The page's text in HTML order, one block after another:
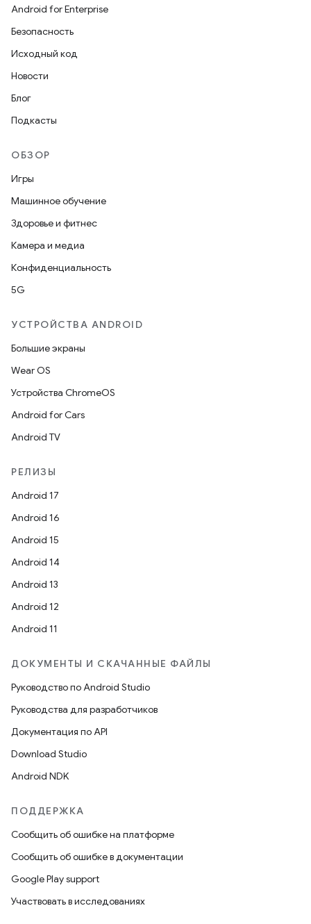
Android for Enterprise
Безопасность
Исходный код
Новости
Блог
Подкасты
ОБЗОР
Игры
Машинное обучение
Здоровье и фитнес
Камера и медиа
Конфиденциальность
5G
УСТРОЙСТВА ANDROID
Большие экраны
Wear OS
Устройства ChromeOS
Android for Cars
Android TV
РЕЛИЗЫ
Android 17
Android 16
Android 15
Android 14
Android 13
Android 12
Android 11
ДОКУМЕНТЫ И СКАЧАННЫЕ ФАЙЛЫ
Руководство по Android Studio
Руководства для разработчиков
Документация по API
Download Studio
Android NDK
ПОДДЕРЖКА
Сообщить об ошибке на платформе
Сообщить об ошибке в документации
Google Play support
Участвовать в исследованиях